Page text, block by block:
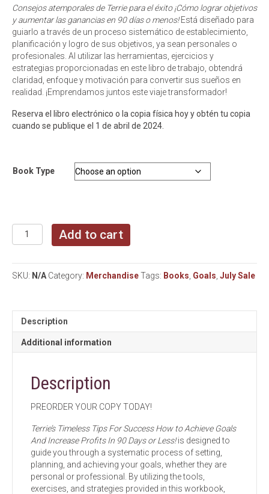
Consejos atemporales de Terrie para el éxito ¡Cómo lograr objetivos
y aumentar las ganancias en 90 días o menos!Está diseñado para
guiarlo a través de un proceso sistemático de establecimiento,
planificación y logro de sus objetivos, ya sean personales o
profesionales. Al utilizar las herramientas, ejercicios y
estrategias proporcionadas en este libro de trabajo, obtendrá
claridad, enfoque y motivación para convertir sus sueños en
realidad. ¡Emprendamos juntos este viaje transformador!
Reserva el libro electrónico o la copia física hoy y obtén tu copia
cuando se publique el 1 de abril de 2024.
Book Type
Terrie's
Timeless
for
Success
English
and
Spanish)
Add to cart
SKU: N/A Category: MerchandiseTags: Books Goals July Sale
Description
Additional information
Description
PREORDER YOUR COPY TODAY!
Terrie’s Timeless Tips For Success How to Achieve Goals
And Increase Profits In 90 Days or Less!is designed to
guide you through a systematic process of setting,
planning, and achieving your goals, whether they are
personal or professional. By utilizing the tools,
exercises, and strategies provided in this workbook,